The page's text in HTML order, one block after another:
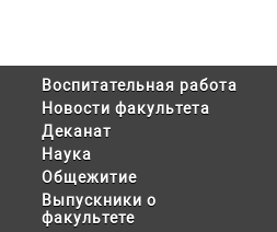
Воспитательная работа
Новости факультета
Деканат
Наука
Общежитие
Выпускники о
факультете